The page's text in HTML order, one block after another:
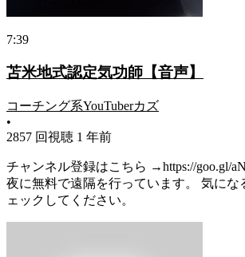
7:39
苫米地式認定気功師【音声】
コーチング系YouTuberカズ
•
2857 回視聴 1 年前
チャンネル登録はこちら →https://goo.gl/
夜に無料で遠隔を行っています。 気にな
ェックしてください。